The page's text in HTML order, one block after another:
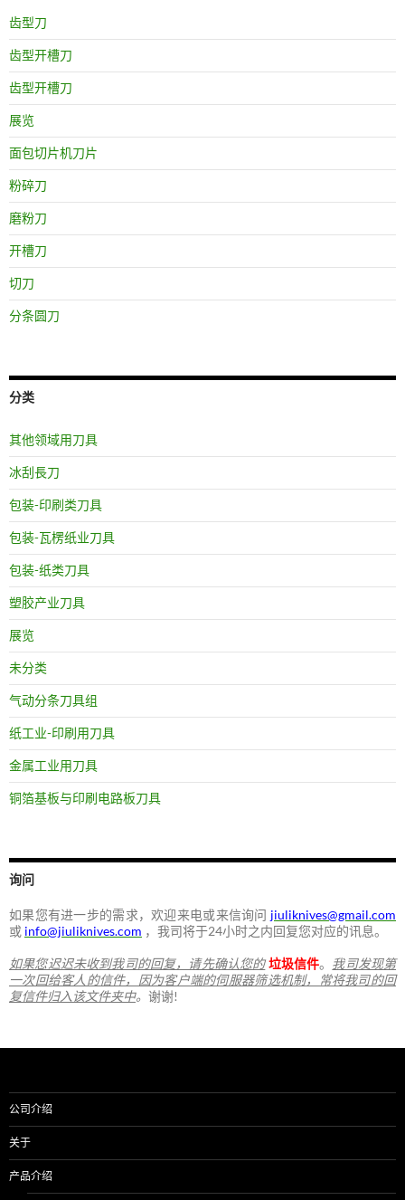
齿型刀
齿型开槽刀
齿型开槽刀
展览
面包切片机刀片
粉碎刀
磨粉刀
开槽刀
切刀
分条圆刀
分类
其他领域用刀具
冰刮長刀
包装-印刷类刀具
包装-瓦楞纸业刀具
包装-纸类刀具
塑胶产业刀具
展览
未分类
气动分条刀具组
纸工业-印刷用刀具
金属工业用刀具
铜箔基板与印刷电路板刀具
询问
如果您有进一步的需求，欢迎来电或来信询问 jiuliknives@gmail.com
或 info@jiuliknives.com ，我司将于24小时之内回复您对应的讯息。
如果您迟迟未收到我司的回复，请先确认您的垃圾信件。 我司发现第
一次回给客人的信件，因为客户端的伺服器筛选机制，常将我司的回
复信件归入该文件夹中。 谢谢!
公司介绍
关于
产品介绍